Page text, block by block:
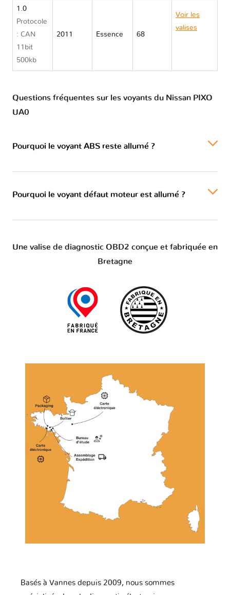
1.0
Protocole
: CAN
11bit
500kb
2011 Essence 68
Voir les
valises
Questions fréquentes sur les voyants du Nissan PIXO
UA0
Pourquoi le voyant ABS reste allumé ?
Pourquoi le voyant défaut moteur est allumé ?
Une valise de diagnostic OBD2 conçue et fabriquée en
Bretagne
Basés à Vannes depuis 2009, nous sommes